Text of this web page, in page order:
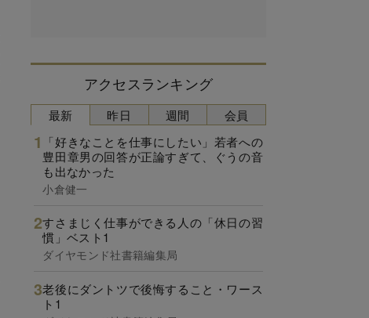
アクセスランキング
最新
「好きなことを仕事にしたい」若者への
豊田章男の回答が正論すぎて、ぐうの音
も出なかった
小倉健一
すさまじく仕事ができる人の「休日の習
慣」ベスト1
ダイヤモンド社書籍編集局
老後にダントツで後悔すること・ワース
ト1
昨日 週間 会員